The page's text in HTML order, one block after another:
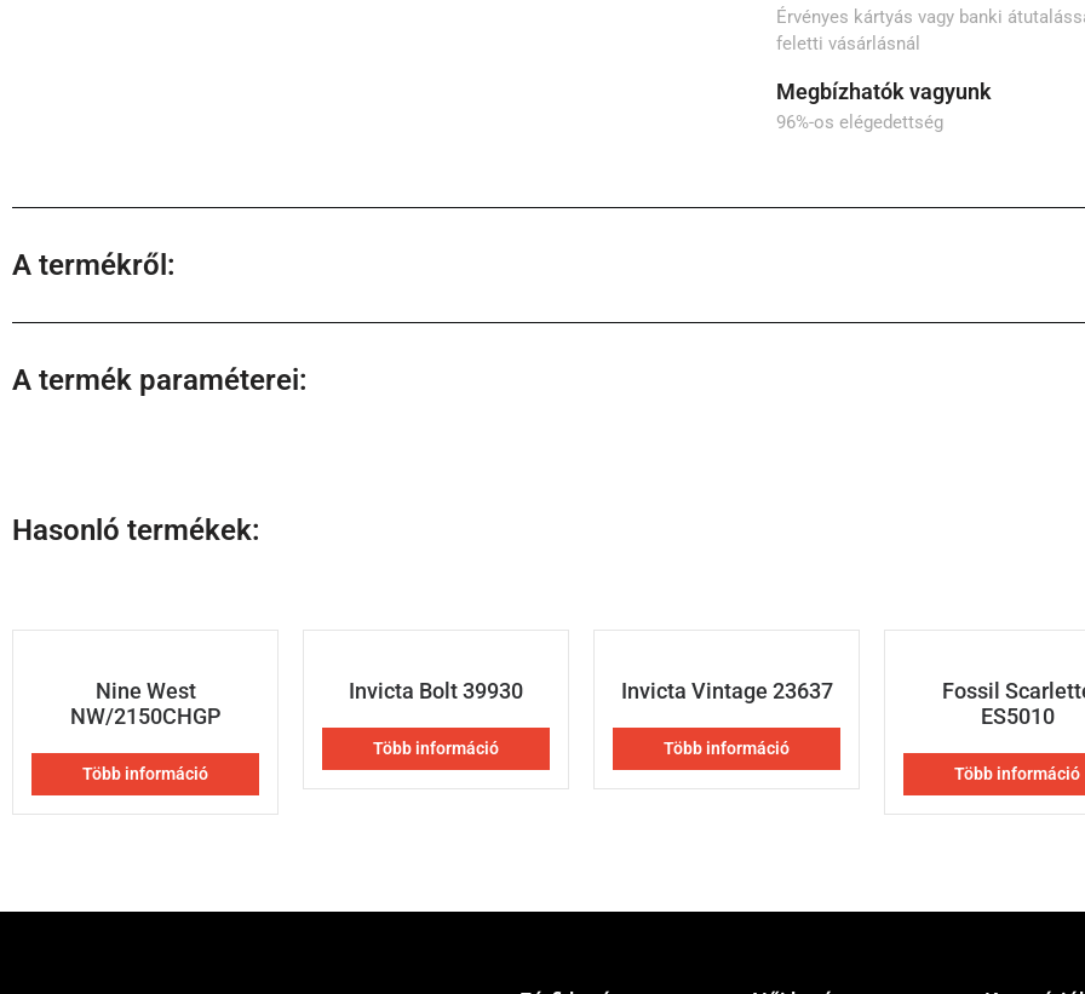
Érvényes kártyás vagy banki
feletti vásárlásnál
Megbízhatók vagyunk
96%-os elégedettség
A termékről:
A termék paraméterei:
Hasonló termékek:
Nine West
NW/2150CHGP
Több információ
Invicta Bolt 39930
Több információ
Invicta Vintage 23637
Több információ
Fossil
ES5010
Több információ